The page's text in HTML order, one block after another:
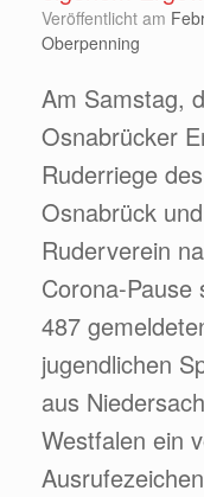
Veröffentlicht am
Oberpenning
Am Samstag,
Osnabrücker
Ruderriege
Osnabrück
Ruderverein
Corona-
487
jugendlichen
aus
Westfalen ein